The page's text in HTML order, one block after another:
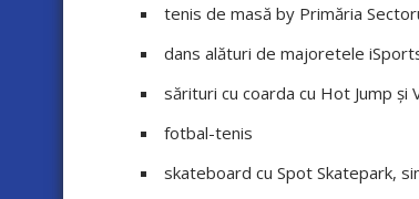
tenis de masă by Primăria
dans alături de majoretele
sărituri cu coarda cu Hot Jump și
fotbal-tenis
skateboard cu Spot Skatepark,